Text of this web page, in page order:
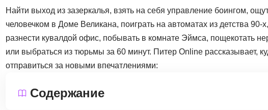
Найти выход из зазеркалья, взять на себя управление боингом,
человечком в Доме Великана, поиграть на автоматах из детства 90-
разнести кувалдой офис, побывать в комнате Эймса, пощекотать
или выбраться из тюрьмы за 60 минут. Питер Оnline рассказывает,
отправиться за новыми впечатлениями:
Содержание